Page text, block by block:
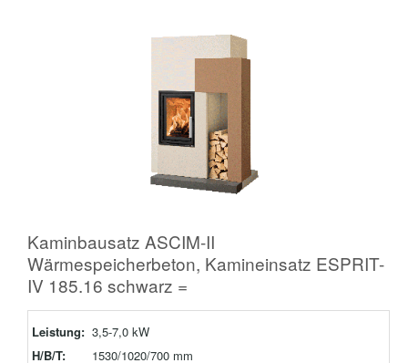
Kaminbausatz ASCIM-II
Wärmespeicherbeton, Kamineinsatz ESPRIT-
IV 185.16 schwarz =
Leistung: 3,5-7,0 kW
H/B/T:
1530/1020/700 mm